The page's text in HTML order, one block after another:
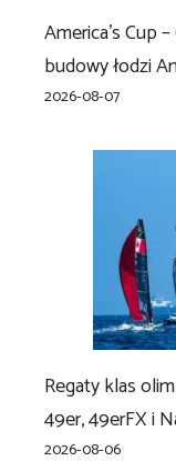
America’s Cup
budowy łodzi
2026-08-07
Regaty klas
49er, 49erFX i
2026-08-06